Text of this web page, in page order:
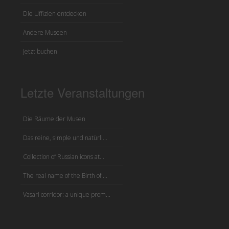
Die Uffizien entdecken
Andere Museen
Jetzt buchen
Letzte Veranstaltungen
Die Räume der Musen
Das reine, simple und natürli...
Collection of Russian icons at...
The real name of the Birth of ...
Vasari corridor: a unique prom...